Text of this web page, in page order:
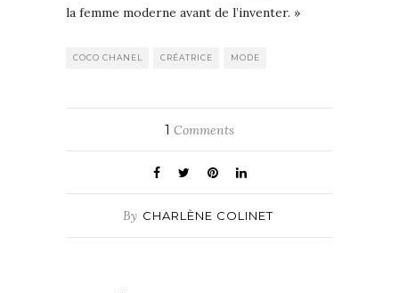
la femme moderne avant de l’inventer. »
COCO CHANEL CRÉATRICE MODE
1 Comments
By CHARLÈNE COLINET